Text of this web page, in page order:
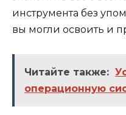
инструмента без
вы могли освоить и
Читайте также:
операционную